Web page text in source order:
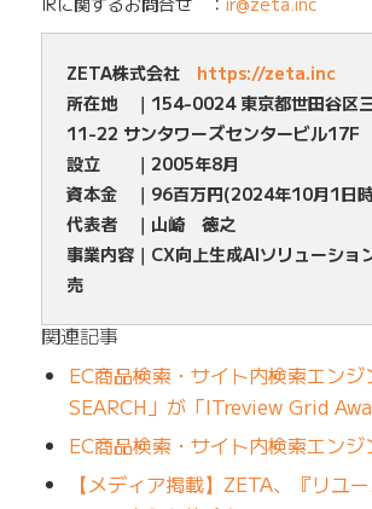
ZETA株式会社 https://zeta.inc
所在地 ｜154-0024 東京都世田谷区
11-22 サンタワーズセンタービル17F
設立 ｜2005年8月
資本金 ｜96百万円(2024年10月1日
代表者 ｜山崎 徳之
事業内容｜CX向上生成AIソリューショ
売
関連記事
EC商品検索・サイト内検索エンジ
SEARCH」が「ITreview Grid
EC商品検索・サイト内検索エン
【メディア掲載】ZETA、『リユ